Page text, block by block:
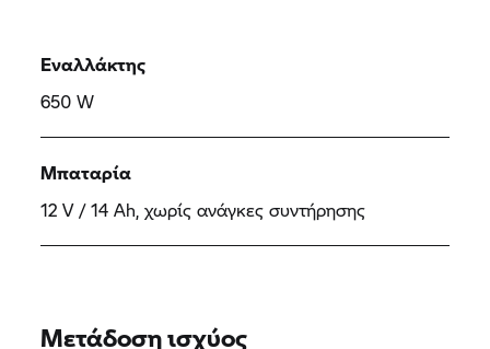
Εναλλάκτης
650 W
Μπαταρία
12 V / 14 Ah, χωρίς ανάγκες συντήρησης
Μετάδοση ισχύος